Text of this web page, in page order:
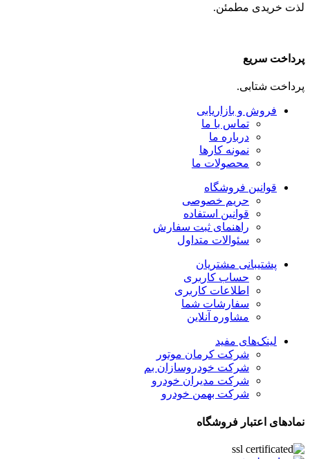
لذت خریدی مطمئن.
پرداخت سریع
پرداخت شتابی.
فروش و بازاریابی
تماس با ما
درباره ما
نمونه کارها
محصولات ما
قوانین فروشگاه
حریم خصوصی
قوانین استفاده
راهنمای ثبت سفارش
سئوالات متداول
پشتیبانی مشتریان
حساب کاربری
اطلاعات کاربری
سفارشات شما
مشاوره آنلاین
لینک‌های مفید
شرکت کرمان موتور
شرکت خودروسازان بم
شرکت مدیران خودرو
شرکت بهمن خودرو
نمادهای اعتبار فروشگاه